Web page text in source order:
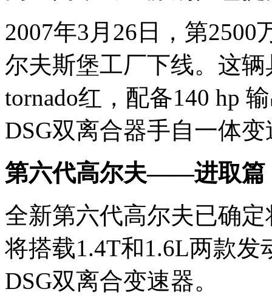
2007年3月26日，第
尔夫斯堡工厂下线。这
tornado红，配备140 hp
DSG双离合器手自一体
第六代高尔夫——进取篇
全新第六代高尔夫已确
将搭载1.4T和1.6L两款
DSG双离合变速器。